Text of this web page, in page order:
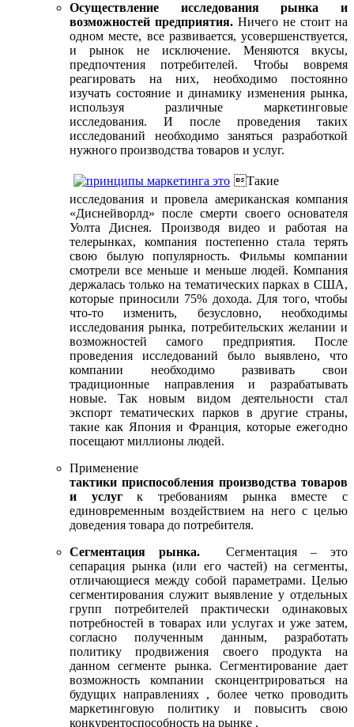
Осуществление исследования рынка и
возможностей предприятия. Ничего не стоит на
одном месте, все развивается, усовершенствуется,
и рынок не исключение. Меняются вкусы,
предпочтения потребителей. Чтобы вовремя
реагировать на них, необходимо постоянно
изучать состояние и динамику изменения рынка,
используя различные маркетинговые
исследования. И после проведения таких
исследований необходимо заняться разработкой
нужного производства товаров и услуг.
Такие
исследования и провела американская компания
«Диснейворлд» после смерти своего основателя
Уолта Диснея. Производя видео и работая на
телерынках, компания постепенно стала терять
свою былую популярность. Фильмы компании
смотрели все меньше и меньше людей. Компания
держалась только на тематических парках в США,
которые приносили 75% дохода. Для того, чтобы
что-то изменить, безусловно, необходимы
исследования рынка, потребительских желании и
возможностей самого предприятия. После
проведения исследований было выявлено, что
компании необходимо развивать свои
традиционные направления и разрабатывать
новые. Так новым видом деятельности стал
экспорт тематических парков в другие страны,
такие как Япония и Франция, которые ежегодно
посещают миллионы людей.
Применение
тактики приспособления производства товаров
и услугк требованиям рынка вместе с
единовременным воздействием на него с целью
доведения товара до потребителя.
Сегментация рынка.
Сегментация – это
сепарация рынка (или его частей) на сегменты,
отличающиеся между собой параметрами. Целью
сегментирования служит выявление у отдельных
групп потребителей практически одинаковых
потребностей в товарах или услугах и уже затем,
согласно полученным данным, разработать
политику продвижения своего продукта на
данном сегменте рынка. Сегментирование дает
возможность компании сконцентрироваться на
будущих направлениях , более четко проводить
маркетинговую политику и повысить свою
конкурентоспособность на рынке .